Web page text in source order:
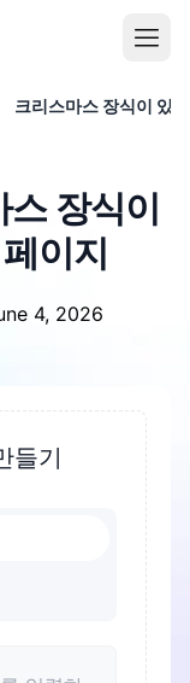
크리스마스 장식이 있
장식이
이지
4, 2026
들기